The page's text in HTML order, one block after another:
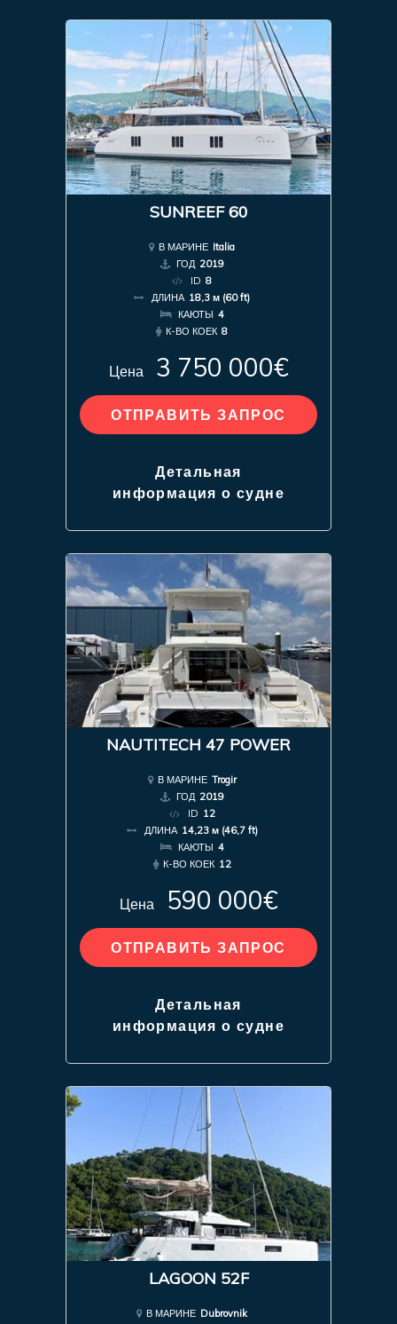
SUNREEF 60
В МАРИНЕ Italia
ГОД 2019
ID 8
ДЛИНА 18,3 м (60 ft)
КАЮТЫ 4
К-ВО КОЕК 8
Цена 3 750 000€
ОТПРАВИТЬ ЗАПРОС
Детальная
информация о судне
NAUTITECH 47 POWER
В МАРИНЕ Trogir
ГОД 2019
ID 12
ДЛИНА 14,23 м (46,7 ft)
КАЮТЫ 4
К-ВО КОЕК 12
Цена 590 000€
ОТПРАВИТЬ ЗАПРОС
Детальная
информация о судне
LAGOON 52F
В МАРИНЕ Dubrovnik